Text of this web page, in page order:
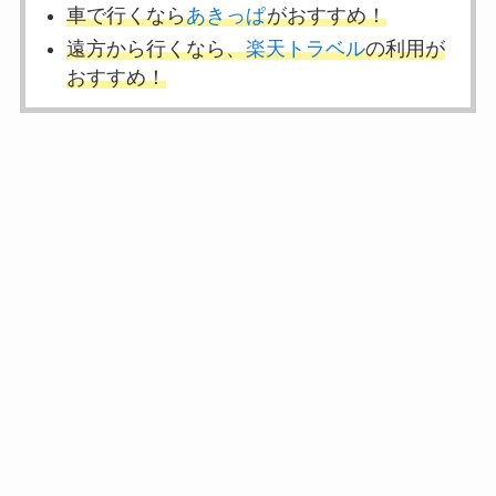
車で行くならあきっぱがおすすめ！
遠方から行くなら、楽天トラベルの利用が
おすすめ！